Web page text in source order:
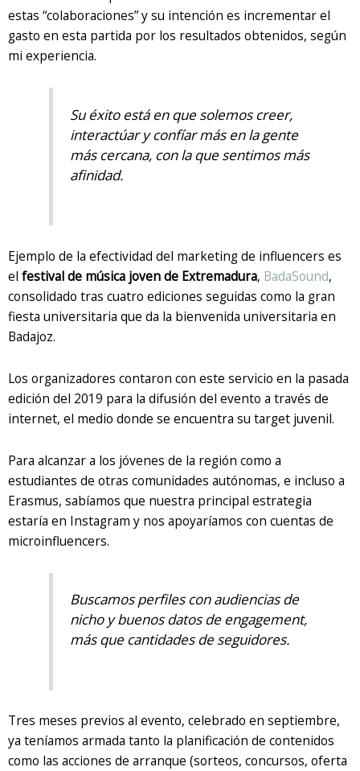
estas “colaboraciones” y su intención es incrementar el
gasto en esta partida por los resultados obtenidos, según
mi experiencia.
Su éxito está en que solemos creer,
interactúar y confíar más en la gente
más cercana, con la que sentimos más
afinidad.
Ejemplo de la efectividad del marketing de influencers es
el festival de música joven de Extremadura, BadaSound,
consolidado tras cuatro ediciones seguidas como la gran
fiesta universitaria que da la bienvenida universitaria en
Badajoz.
Los organizadores contaron con este servicio en la pasada
edición del 2019 para la difusión del evento a través de
internet, el medio donde se encuentra su target juvenil.
Para alcanzar a los jóvenes de la región como a
estudiantes de otras comunidades autónomas, e incluso a
Erasmus, sabíamos que nuestra principal estrategia
estaría en Instagram y nos apoyaríamos con cuentas de
microinfluencers.
Buscamos perfiles con audiencias de
nicho y buenos datos de engagement,
más que cantidades de seguidores.
Tres meses previos al evento, celebrado en septiembre,
ya teníamos armada tanto la planificación de contenidos
como las acciones de arranque (sorteos, concursos, oferta